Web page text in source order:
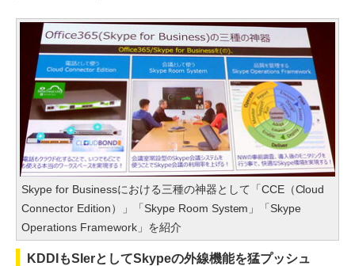
Skype for Businessにおける三種の神器として「CCE（Cloud
Connector Edition）」「Skype Room System」「Skype
Operations Framework」を紹介
KDDIもSIerとしてSkypeの外線機能を猛プッシュ